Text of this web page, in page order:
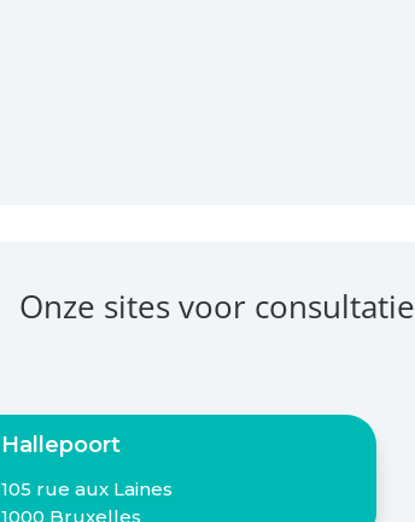
Onze sites voor consultatie
Hallepoort
105 rue aux Laines
1000 Bruxelles